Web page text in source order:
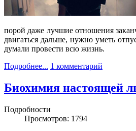
порой даже лучшие отношения
двигаться дальше, нужно уметь
думали провести всю жизнь.
Подробнее... 1 комментарий
Биохимия настоящей
Подробности
Просмотров: 1794